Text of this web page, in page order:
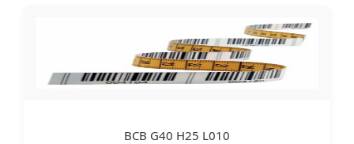
BCB G40 H25 L010